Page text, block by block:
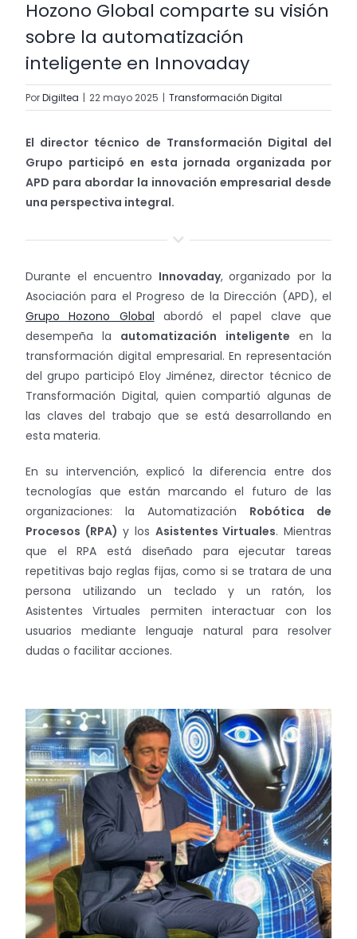
Contacto
Hozono Global comparte su visión
sobre la automatización
inteligente en Innovaday
PorDigiltea | 22 mayo 2025 | Transformación Digital
El director técnico de Transformación Digital del
Grupo participó en esta jornada organizada por
APD para abordar la innovación empresarial desde
una perspectiva integral.
Durante el encuentro Innovaday, organizado por la
Asociación para el Progreso de la Dirección (APD), el
Grupo Hozono Global abordó el papel clave que
desempeña la automatización inteligente en la
transformación digital empresarial. En representación
del grupo participó Eloy Jiménez, director técnico de
Transformación Digital, quien compartió algunas de
las claves del trabajo que se está desarrollando en
esta materia.
En su intervención, explicó la diferencia entre dos
tecnologías que están marcando el futuro de las
organizaciones: la Automatización Robótica de
Procesos (RPA) y los Asistentes Virtuales. Mientras
que el RPA está diseñado para ejecutar tareas
repetitivas bajo reglas fijas, como si se tratara de una
persona utilizando un teclado y un ratón, los
Asistentes Virtuales permiten interactuar con los
usuarios mediante lenguaje natural para resolver
dudas o facilitar acciones.